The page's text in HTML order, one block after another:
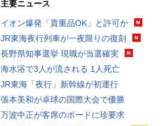
主要ニュース
イオン爆発「貴重品OK」と許可か
JR東海夜行列車が一夜限りの復刻
長野県知事選挙 現職が当選確実
海水浴で3人が流される 1人死亡
JR東海「夜行」新幹線が初運行
張本美和が卓球の国際大会で優勝
万波中正が客席のボードに珍要求